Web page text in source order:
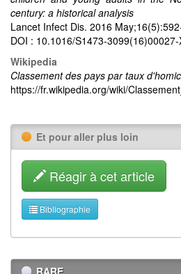
century: a historical analysis
Lancet Infect Dis. 2016
DOI : 10.1016/S1473-3099(16)00027-
Wikipedia
Classement des pays par taux
https://fr.wikipedia.org/wiki/
Et pour aller plus loin
Réagir à cet article
Bibliographie
RARE